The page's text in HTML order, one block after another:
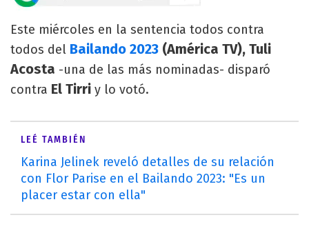
Este miércoles en la sentencia todos contra
todos del Bailando 2023 (América TV), Tuli
Acosta -una de las más nominadas- disparó
contra El Tirri y lo votó.
LEÉ TAMBIÉN
Karina Jelinek reveló detalles de su relación
con Flor Parise en el Bailando 2023: "Es un
placer estar con ella"